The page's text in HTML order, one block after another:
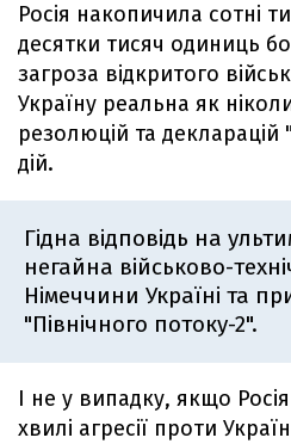
Росія накопичила сотні
десятки тисяч одиниць
загроза відкритого
Україну реальна як
резолюцій та
дій.
Гідна відповідь на
негайна військово-
Німеччини Україні та
"Північного потоку-2".
І не у випадку, якщо
хвилі агресії проти